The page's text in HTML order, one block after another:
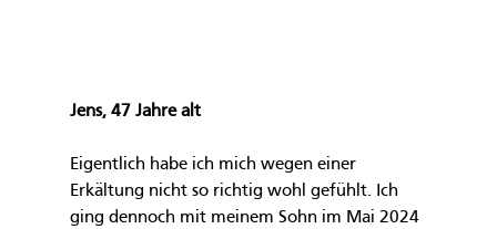
Jens, 47 Jahre alt
Eigentlich habe ich mich wegen einer
Erkältung nicht so richtig wohl gefühlt. Ich
ging dennoch mit meinem Sohn im Mai 2024